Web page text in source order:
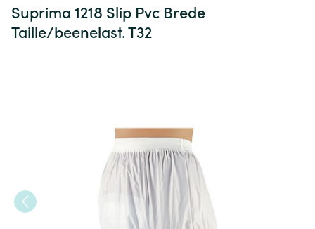
Suprima 1218 Slip Pvc Brede
Taille/beenelast. T32